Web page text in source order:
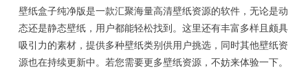
壁纸盒子纯净版是一款汇聚海量高清壁纸资源的软件，无论是动
态还是静态壁纸，用户都能轻松找到。这里还有丰富多样且颇具
吸引力的素材，提供多种壁纸类别供用户挑选，同时其他壁纸资
源也在持续更新中。若您需要更多壁纸资源，不妨来体验一下。